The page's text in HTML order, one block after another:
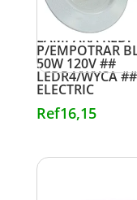
LAMPARA RED.
P/EMPOTRAR
50W 120V ##
LEDR4/WYCA
ELECTRIC
Ref16,15